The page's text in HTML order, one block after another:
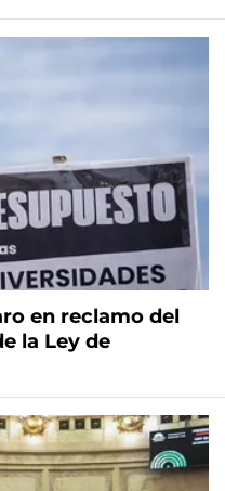
en reclamo del
la Ley de